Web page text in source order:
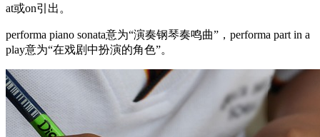
at或on引出。
performa piano sonata意为“演奏钢琴奏鸣曲”，performa part in a
play意为“在戏剧中扮演的角色”。